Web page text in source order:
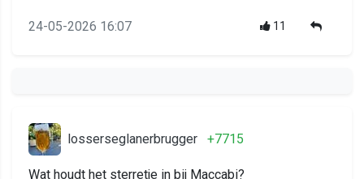
24-05-2026 16:07 11
losserseglanerbrugger +7715
Wat houdt het sterretje in bij Maccabi?